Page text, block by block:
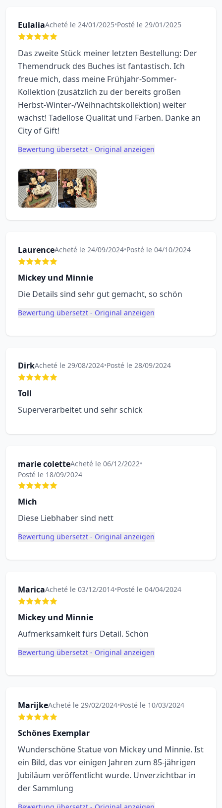
EulaliaAcheté le 24/01/2025•Posté le 29/01/2025
Das zweite Stück meiner letzten Bestellung: Der
Themendruck des Buches ist fantastisch. Ich
freue mich, dass meine Frühjahr-Sommer-
Kollektion (zusätzlich zu der bereits großen
Herbst-Winter-/Weihnachtskollektion) weiter
wächst! Tadellose Qualität und Farben. Danke an
City of Gift!
Bewertung übersetzt - Original anzeigen
LaurenceAcheté le 24/09/2024•Posté le 04/10/2024
Mickey und Minnie
Die Details sind sehr gut gemacht, so schön
Bewertung übersetzt - Original anzeigen
DirkAcheté le 29/08/2024•Posté le 28/09/2024
Toll
Superverarbeitet und sehr schick
marie coletteAcheté le 06/12/2022•
Posté le 18/09/2024
Mich
Diese Liebhaber sind nett
Bewertung übersetzt - Original anzeigen
MaricaAcheté le 03/12/2014•Posté le 04/04/2024
Mickey und Minnie
Aufmerksamkeit fürs Detail. Schön
Bewertung übersetzt - Original anzeigen
MarijkeAcheté le 29/02/2024•Posté le 10/03/2024
Schönes Exemplar
Wunderschöne Statue von Mickey und Minnie. Ist
ein Bild, das vor einigen Jahren zum 85-jährigen
Jubiläum veröffentlicht wurde. Unverzichtbar in
der Sammlung